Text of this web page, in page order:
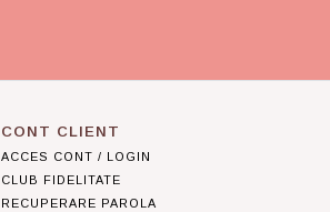
CONT CLIENT
ACCES CONT / LOGIN
CLUB FIDELITATE
RECUPERARE PAROLA